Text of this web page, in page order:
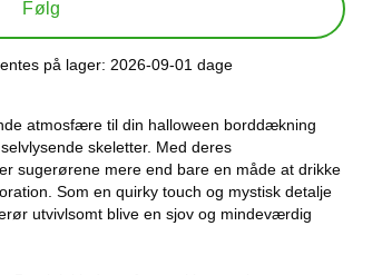
Følg
på lager: 2026-09-01 dage
atmosfære til din halloween borddækning
skeletter. Med deres
sugerørene mere end bare en måde at drikke
Som en quirky touch og mystisk detalje
utvivlsomt blive en sjov og mindeværdig